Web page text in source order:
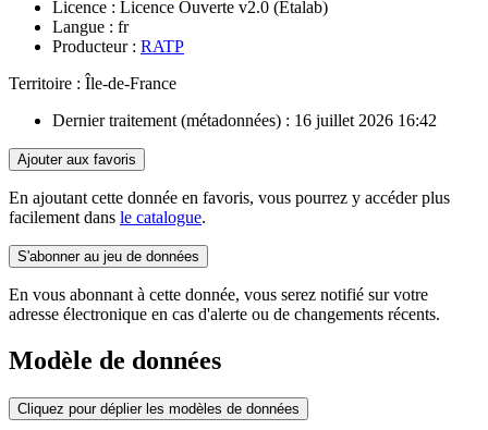
Licence : Licence Ouverte v2.0 (Etalab)
Langue : fr
Producteur : RATP
Territoire : Île-de-France
Dernier traitement (métadonnées) : 16 juillet 2026 16:42
Ajouter aux favoris
En ajoutant cette donnée en favoris, vous pourrez y accéder plus
facilement dans le catalogue.
S'abonner au jeu de données
En vous abonnant à cette donnée, vous serez notifié sur votre
adresse électronique en cas d'alerte ou de changements récents.
Modèle de données
Cliquez pour déplier les modèles de données